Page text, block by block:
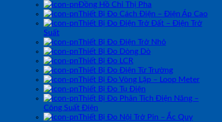
Đồng Hồ Chỉ Thị Pha
Thiết Bị Đo Cách Điện – Điện Áp Cao
Thiết Bị Đo Điện Trở Đất – Điện Trở
Suất
Thiết Bị Đo Điện Trở Nhỏ
Thiết Bị Đo Dòng Dò
Thiết Bị Đo LCR
Thiết Bị Đo Điện Từ Trường
Thiết Bị Đo Vòng Lặp – Loop Meter
Thiết Bị Đo Tụ Điện
Thiết Bị Đo Phân Tích Điện Năng –
Công Suất Điện
Thiết Bị Đo Nội Trở Pin – Ắc Quy